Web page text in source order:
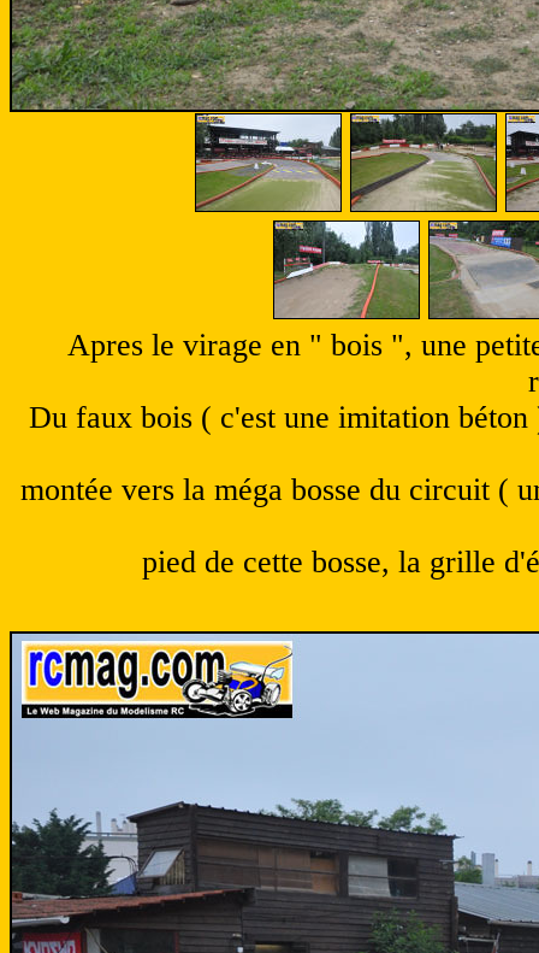
Apres le virage en " bois ", une
Du faux bois ( c'est une imitation
montée vers la méga bosse du circuit (
pied de cette bosse, la grille